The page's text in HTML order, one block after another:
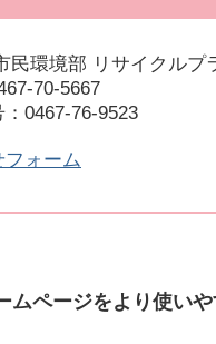
民環境部 リサイクルプ
70-5667
0467-76-9523
フォーム
ムページをより使い